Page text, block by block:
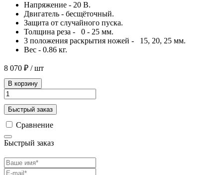
Напряжение - 20 В.
Двигатель - бесщёточный.
Защита от случайного пуска.
Толщина реза - 0 - 25 мм.
3 положения раскрытия ножей - 15, 20, 25 мм.
Вес - 0.86 кг.
8 070 ₽ / шт
В корзину
Быстрый заказ
Сравнение
Быстрый заказ